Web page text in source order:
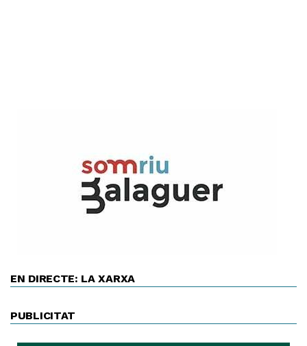
EN DIRECTE: LA XARXA
PUBLICITAT